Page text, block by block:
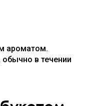
ароматом.
в течении